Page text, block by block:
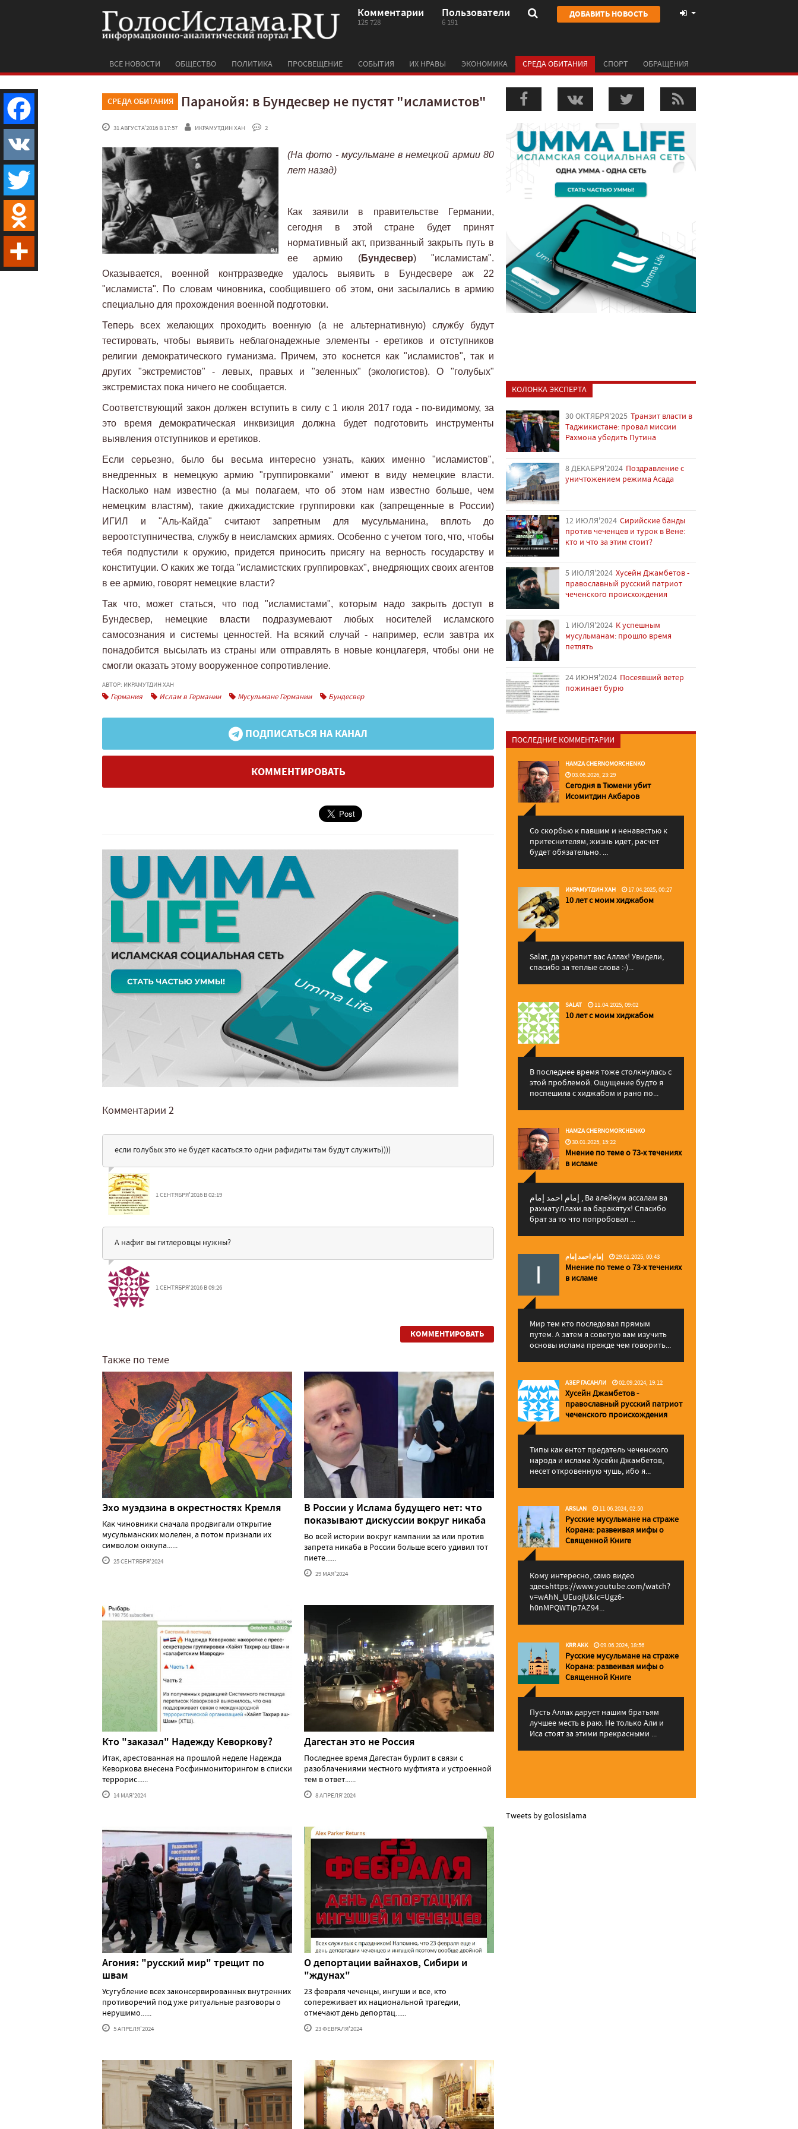
Комментарии
125 728
Пользователи
6 191
ДОБАВИТЬ НОВОСТЬ
ВСЕ НОВОСТИ ОБЩЕСТВО ПОЛИТИКА ПРОСВЕЩЕНИЕ СОБЫТИЯ ИХ НРАВЫ ЭКОНОМИКА СРЕДА ОБИТАНИЯ СПОРТ ОБРАЩЕНИЯ
СРЕДА ОБИТАНИЯ Паранойя: в Бундесвер не пустят "исламистов"
31 АВГУСТА'2016 В 17:57 ИКРАМУТДИН ХАН 2
(На фото - мусульмане в немецкой армии 80
лет назад)
Как заявили в правительстве Германии,
сегодня в этой стране будет принят
нормативный акт, призванный закрыть путь в
ее армию (Бундесвер) "исламистам".
Оказывается, военной контрразведке удалось выявить в Бундесвере аж 22
"исламиста". По словам чиновника, сообщившего об этом, они засылались в армию
специально для прохождения военной подготовки.
Теперь всех желающих проходить военную (а не альтернативную) службу будут
тестировать, чтобы выявить неблагонадежные элементы - еретиков и отступников
религии демократического гуманизма. Причем, это коснется как "исламистов", так и
других "экстремистов" - левых, правых и "зеленных" (экологистов). О "голубых"
экстремистах пока ничего не сообщается.
Соответствующий закон должен вступить в силу с 1 июля 2017 года - по-видимому, за
это время демократическая инквизиция должна будет подготовить инструменты
выявления отступников и еретиков.
Если серьезно, было бы весьма интересно узнать, каких именно "исламистов",
внедренных в немецкую армию "группировками" имеют в виду немецкие власти.
Насколько нам известно (а мы полагаем, что об этом нам известно больше, чем
немецким властям), такие джихадистские группировки как (запрещенные в России)
ИГИЛ и "Аль-Кайда" считают запретным для мусульманина, вплоть до
вероотступничества, службу в неисламских армиях. Особенно с учетом того, что, чтобы
тебя подпустили к оружию, придется приносить присягу на верность государству и
конституции. О каких же тогда "исламистских группировках", внедряющих своих агентов
в ее армию, говорят немецкие власти?
Так что, может статься, что под "исламистами", которым надо закрыть доступ в
Бундесвер, немецкие власти подразумевают любых носителей исламского
самосознания и системы ценностей. На всякий случай - например, если завтра их
понадобится высылать из страны или отправлять в новые концлагеря, чтобы они не
смогли оказать этому вооруженное сопротивление.
АВТОР: ИКРАМУТДИН ХАН
Германия Ислам в Германии Мусульмане Германии Бундесвер
ПОДПИСАТЬСЯ НА КАНАЛ
КОММЕНТИРОВАТЬ
Комментарии 2
если голубых это не будет касаться.то одни рафидиты там будут служить))))
1 СЕНТЯБРЯ'2016 В 02:19
А нафиг вы гитлеровцы нужны?
1 СЕНТЯБРЯ'2016 В 09:26
КОММЕНТИРОВАТЬ
Также по теме
Эхо муэдзина в окрестностях Кремля
Как чиновники сначала продвигали открытие
мусульманских молелен, а потом признали их
символом оккупа......
25 СЕНТЯБРЯ'2024
В России у Ислама будущего нет: что
показывают дискуссии вокруг никаба
Во всей истории вокруг кампании за или против
запрета никаба в России больше всего удивил тот
пиете......
29 МАЯ'2024
Кто "заказал" Надежду Кеворкову?
Итак, арестованная на прошлой неделе Надежда
Кеворкова внесена Росфинмониторингом в списки
террорис......
14 МАЯ'2024
Дагестан это не Россия
Последнее время Дагестан бурлит в связи с
разоблачениями местного муфтията и устроенной
тем в ответ......
8 АПРЕЛЯ'2024
Агония: "русский мир" трещит по
швам
Усугубление всех законсервированных внутренних
противоречий под уже ритуальные разговоры о
нерушимо......
5 АПРЕЛЯ'2024
О депортации вайнахов, Сибири и
"ждунах"
23 февраля чеченцы, ингуши и все, кто
сопереживает их национальной трагедии,
отмечают день депортац......
23 ФЕВРАЛЯ'2024
КОЛОНКА ЭКСПЕРТА
30 ОКТЯБРЯ'2025 Транзит власти в
Таджикистане: провал миссии
Рахмона убедить Путина
8 ДЕКАБРЯ'2024 Поздравление с
уничтожением режима Асада
12 ИЮЛЯ'2024 Сирийские банды
против чеченцев и турок в Вене:
кто и что за этим стоит?
5 ИЮЛЯ'2024 Хусейн Джамбетов -
православный русский патриот
чеченского происхождения
1 ИЮЛЯ'2024 К успешным
мусульманам: прошло время
петлять
24 ИЮНЯ'2024 Посеявший ветер
пожинает бурю
ПОСЛЕДНИЕ КОММЕНТАРИИ
HAMZA CHERNOMORCHENKO
03.06.2026, 23:29
Сегодня в Тюмени убит
Исомитдин Акбаров
Со скорбью к павшим и ненавестью к
притеснителям, жизнь идет, расчет
будет обязательно. ...
ИКРАМУТДИН ХАН 17.04.2025, 00:27
10 лет с моим хиджабом
Salat, да укрепит вас Аллаx! Увидели,
спасибо за теплые слова :-)...
SALAT 11.04.2025, 09:02
10 лет с моим хиджабом
В последнее время тоже столкнулась с
этой проблемой. Ощущение будто я
поспешила с хиджабом и рано по...
HAMZA CHERNOMORCHENKO
30.01.2025, 15:22
Мнение по теме о 73-х течениях
в исламе
إمام احمد إمام , Ва алейкум ассалам ва
рахматуЛлахи ва баракятух! Спасибо
брат за то что попробовал ...
إمام احمد إمام 29.01.2025, 00:43
Мнение по теме о 73-х течениях
в исламе
Мир тем кто последовал прямым
путем. А затем я советую вам изучить
основы ислама прежде чем говорить...
АЗЕР ГАСАНЛИ 02.09.2024, 19:12
Хусейн Джамбетов -
православный русский патриот
чеченского происхождения
Типы как ентот предатель чеченского
народа и ислама Хусейн Джамбетов,
несет откровенную чушь, ибо я...
ARSLAN 11.06.2024, 02:50
Русские мусульмане на страже
Корана: pазвеивая мифы о
Священной Книге
Кому интересно, само видео
здесьhttps://www.youtube.com/watch?
v=wAhN_UEuojU&lc=Ugz6-
h0nMPQWTip7AZ94...
KRR AKK 09.06.2024, 18:56
Русские мусульмане на страже
Корана: pазвеивая мифы о
Священной Книге
Пусть Аллах дарует нашим братьям
лучшее месть в раю. Не только Али и
Иса стоят за этими прекрасными ...
Tweets by golosislama
Facebook
VK
Twitter
Odnoklassniki